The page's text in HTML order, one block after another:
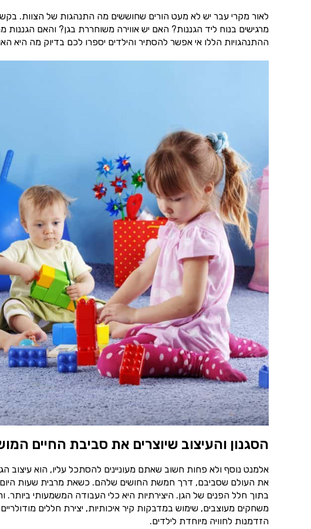
לאור מקרי עבר יש לא מעט הורים שחוששים מה התנהגות של הצוות. בקשו
מרגישים בנוח ליד הגננות? האם יש אווירה משוחררת בגן? והאם
ההתנהגויות הללו אי אפשר להסתיר והילדים יספרו לכם בדיוק מה היא
הסגנון והעיצוב שיוצרים את סביבת החיים
אלמנט נוסף ולא פחות חשוב שאתם מעוניינים להסתכל עליו, הוא עיצוב
את העולם שסביבם, דרך חמשת החושים שלהם. כשאת מרבית שעות היום
בתוך חלל הפנים של הגן. היצירתיות היא כלי העבודה המשמעותי
משחקים מעוצבים, שימוש במדבקות קיר איכותיות, יצירת חללים
הזדמנות לחוויה מיוחדת לילדים.